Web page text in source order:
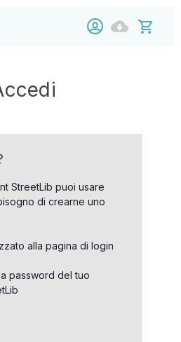
StreetLib puoi usare
di crearne uno
alla pagina di login
password del tuo